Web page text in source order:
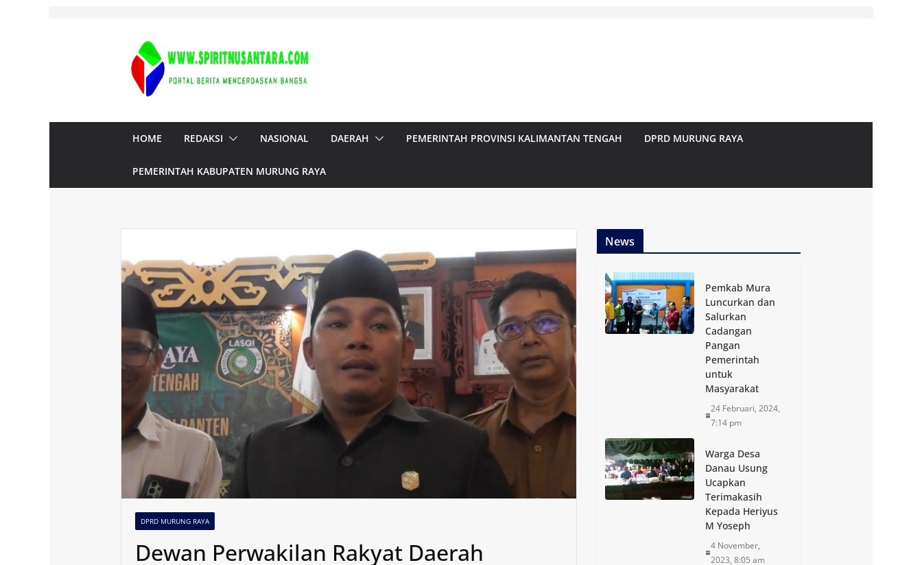
HOME REDAKSI NASIONAL DAERAH PEMERINTAH PROVINSI KALIMANTAN TENGAH DPRD MURUNG RAYA
PEMERINTAH KABUPATEN MURUNG RAYA
DPRD MURUNG RAYA
Dewan Perwakilan Rakyat Daerah
News
Pemkab Mura
Luncurkan dan
Salurkan
Cadangan
Pangan
Pemerintah
untuk
Masyarakat
24 Februari, 2024,
7:14 pm
Warga Desa
Danau Usung
Ucapkan
Terimakasih
Kepada Heriyus
M Yoseph
4 November,
2023, 8:05 am